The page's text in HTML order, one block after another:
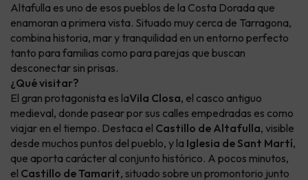
Altafulla es uno de esos pueblos de la Costa Dorada que
enamoran a primera vista. Situado muy cerca de Tarragona,
combina historia, mar y tranquilidad en un entorno perfecto
tanto para familias como para parejas que buscan
desconectar sin prisas.
¿Qué visitar?
El gran protagonista es laVila Closa, el casco antiguo
medieval, donde pasear por sus calles empedradas es como
viajar en el tiempo. Destaca el Castillo de Altafulla, visible
desde muchos puntos del pueblo, y la Iglesia de Sant Martí,
que aporta carácter al conjunto histórico. A pocos minutos,
el Castillo de Tamarit, situado sobre un promontorio junto